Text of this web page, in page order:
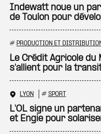
Indewatt noue un
de Toulon pour
# PRODUCTION ET
Le Crédit Agricole du
s'allient pour la
LYON # SPORT
L'OL signe un
et Engie pour